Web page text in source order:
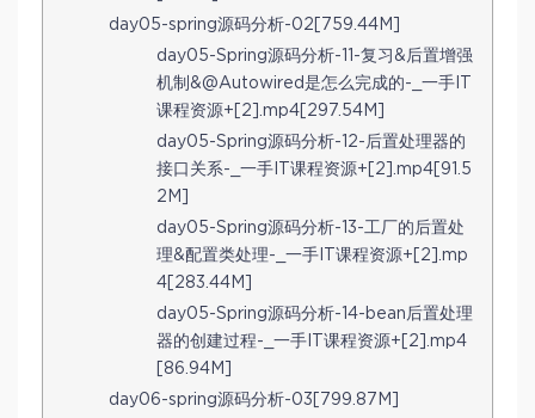
day05-spring源码分析-02[759.44M]
day05-Spring源码分析-11-复习&后置增强
机制&@Autowired是怎么完成的-_一手IT
课程资源+[2].mp4[297.54M]
day05-Spring源码分析-12-后置处理器的
接口关系-_一手IT课程资源+[2].mp4[91.5
2M]
day05-Spring源码分析-13-工厂的后置处
理&配置类处理-_一手IT课程资源+[2].mp
4[283.44M]
day05-Spring源码分析-14-bean后置处理
器的创建过程-_一手IT课程资源+[2].mp4
[86.94M]
day06-spring源码分析-03[799.87M]